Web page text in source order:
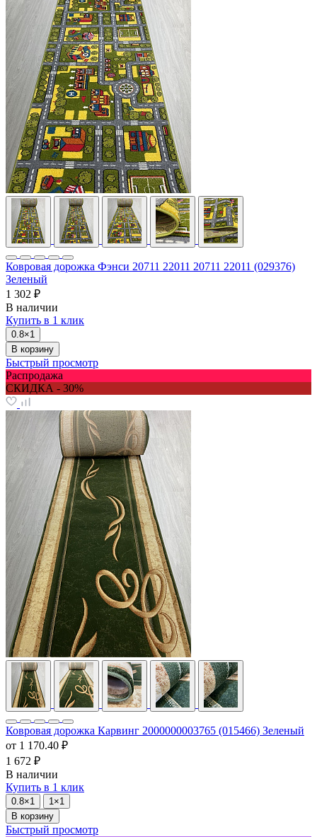
Ковровая дорожка Фэнси 20711 22011 20711 22011 (029376)
Зеленый
1 302 ₽
В наличии
Купить в 1 клик
0.8×1
В корзину
Быстрый просмотр
Распродажа
СКИДКА - 30%
Ковровая дорожка Карвинг 2000000003765 (015466) Зеленый
от 1 170.40 ₽
1 672 ₽
В наличии
Купить в 1 клик
0.8×1
1×1
В корзину
Быстрый просмотр